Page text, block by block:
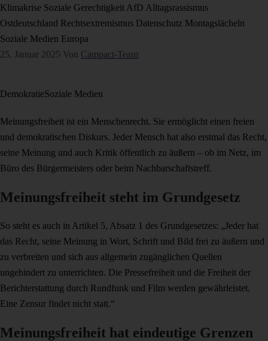
Klimakrise Soziale Gerechtigkeit AfD Alltagsrassismus
Ostdeutschland Rechtsextremismus Datenschutz Montagslächeln
Soziale Medien Europa
25. Januar 2025 Von Campact-Team
DemokratieSoziale Medien
Meinungsfreiheit ist ein Menschenrecht. Sie ermöglicht einen freien
und demokratischen Diskurs. Jeder Mensch hat also erstmal das Recht,
seine Meinung und auch Kritik öffentlich zu äußern – ob im Netz, im
Büro des Bürgermeisters oder beim Nachbarschaftstreff.
Meinungsfreiheit steht im Grundgesetz
So steht es auch in Artikel 5, Absatz 1 des Grundgesetzes: „Jeder hat
das Recht, seine Meinung in Wort, Schrift und Bild frei zu äußern und
zu verbreiten und sich aus allgemein zugänglichen Quellen
ungehindert zu unterrichten. Die Pressefreiheit und die Freiheit der
Berichterstattung durch Rundfunk und Film werden gewährleistet.
Eine Zensur findet nicht statt.“
Meinungsfreiheit hat eindeutige Grenzen